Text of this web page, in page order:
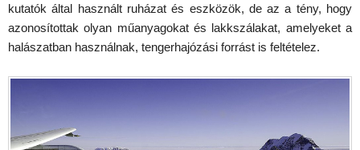
kutatók által használt ruházat és eszközök, de az a tény, hogy
azonosítottak olyan műanyagokat és lakkszálakat, amelyeket a
halászatban használnak, tengerhajózási forrást is feltételez.